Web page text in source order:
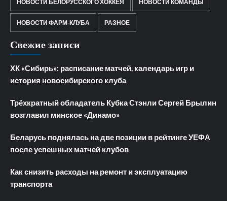
НОВОСТИ БЕЛОРУССКОГО ХОККЕЯ НОВОСТИ КОМАНДЫ
НОВОСТИ ФАРМ-КЛУБА РАЗНОЕ
Свежие записи
ХК «Сибирь»: расписание матчей, календарь игр и
история новосибирского клуба
Трёхкратный обладатель Кубка Стэнли Сергей Брылин
возглавил минское «Динамо»
Беларусь поднялась на две позиции в рейтинге УЕФА
после успешных матчей клубов
Как снизить расходы на ремонт и эксплуатацию
транспорта